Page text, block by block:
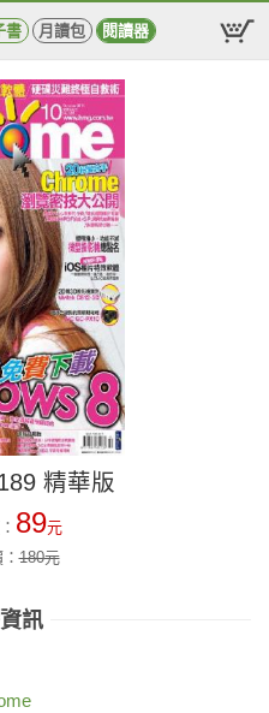
書 月讀包 閱讀器
精華版
89元
：180元
訊